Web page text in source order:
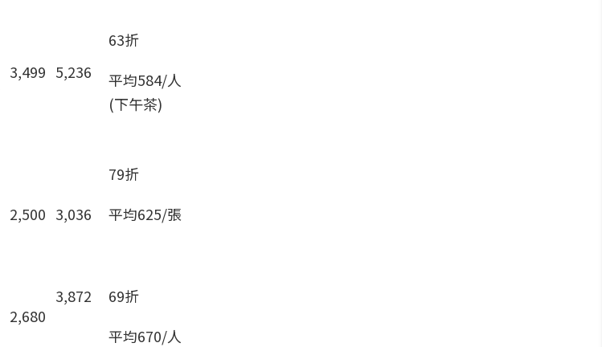
3,499 5,236
63折
平均584/人
(下午茶)
2,500 3,036
79折
平均625/張
2,680
3,872
69折
平均670/人